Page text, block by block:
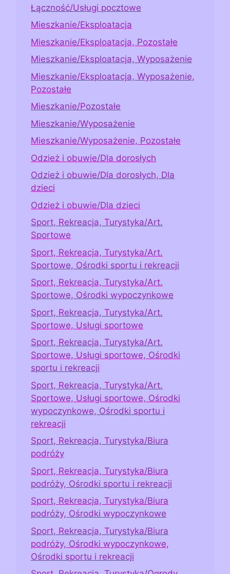
Łączność/Usługi pocztowe
Mieszkanie/Eksploatacja
Mieszkanie/Eksploatacja, Pozostałe
Mieszkanie/Eksploatacja, Wyposażenie
Mieszkanie/Eksploatacja, Wyposażenie,
Pozostałe
Mieszkanie/Pozostałe
Mieszkanie/Wyposażenie
Mieszkanie/Wyposażenie, Pozostałe
Odzież i obuwie/Dla dorosłych
Odzież i obuwie/Dla dorosłych, Dla
dzieci
Odzież i obuwie/Dla dzieci
Sport, Rekreacja, Turystyka/Art.
Sportowe
Sport, Rekreacja, Turystyka/Art.
Sportowe, Ośrodki sportu i rekreacji
Sport, Rekreacja, Turystyka/Art.
Sportowe, Ośrodki wypoczynkowe
Sport, Rekreacja, Turystyka/Art.
Sportowe, Usługi sportowe
Sport, Rekreacja, Turystyka/Art.
Sportowe, Usługi sportowe, Ośrodki
sportu i rekreacji
Sport, Rekreacja, Turystyka/Art.
Sportowe, Usługi sportowe, Ośrodki
wypoczynkowe, Ośrodki sportu i
rekreacji
Sport, Rekreacja, Turystyka/Biura
podróży
Sport, Rekreacja, Turystyka/Biura
podróży, Ośrodki sportu i rekreacji
Sport, Rekreacja, Turystyka/Biura
podróży, Ośrodki wypoczynkowe
Sport, Rekreacja, Turystyka/Biura
podróży, Ośrodki wypoczynkowe,
Ośrodki sportu i rekreacji